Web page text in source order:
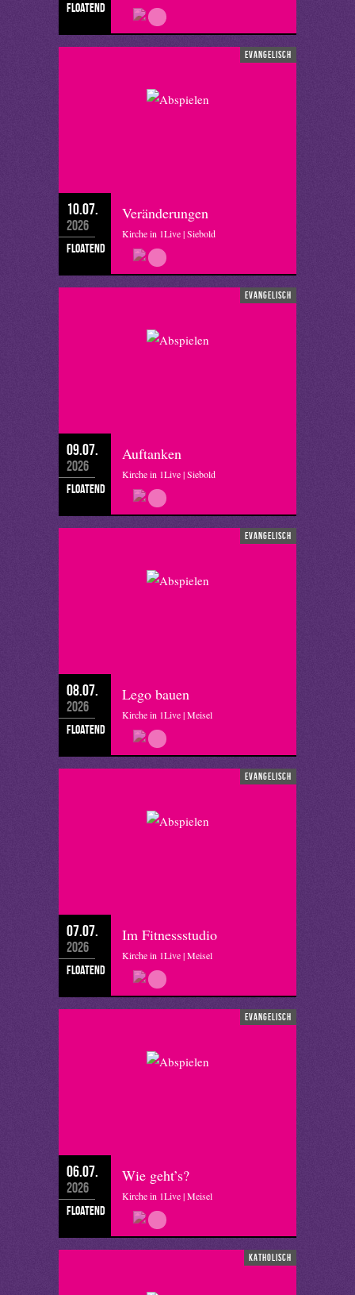
floatend
evangelisch
10.07.
2026
floatend
Veränderungen
Kirche in 1Live | Siebold
evangelisch
09.07.
2026
floatend
Auftanken
Kirche in 1Live | Siebold
evangelisch
08.07.
2026
floatend
Lego bauen
Kirche in 1Live | Meisel
evangelisch
07.07.
2026
floatend
Im Fitnessstudio
Kirche in 1Live | Meisel
evangelisch
06.07.
2026
floatend
Wie geht’s?
Kirche in 1Live | Meisel
katholisch